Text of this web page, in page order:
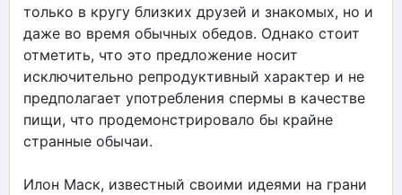
только в кругу близких друзей и знакомых, но и
даже во время обычных обедов. Однако стоит
отметить, что это предложение носит
исключительно репродуктивный характер и не
предполагает употребления спермы в качестве
пищи, что продемонстрировало бы крайне
странные обычаи.
Илон Маск, известный своими идеями на грани